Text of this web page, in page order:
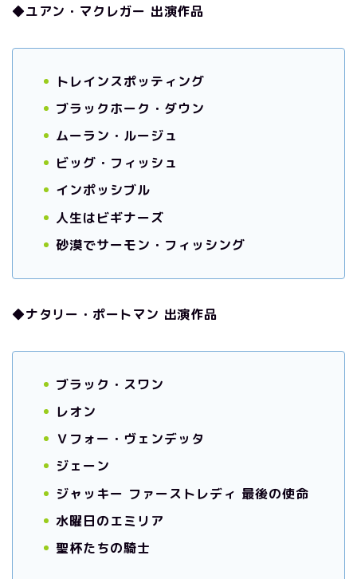
◆ユアン・マクレガー 出演作品
トレインスポッティング
ブラックホーク・ダウン
ムーラン・ルージュ
ビッグ・フィッシュ
インポッシブル
人生はビギナーズ
砂漠でサーモン・フィッシング
◆ナタリー・ポートマン 出演作品
ブラック・スワン
レオン
Ｖフォー・ヴェンデッタ
ジェーン
ジャッキー ファーストレディ 最後の使命
水曜日のエミリア
聖杯たちの騎士